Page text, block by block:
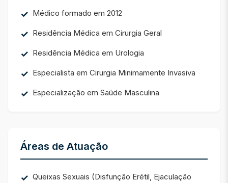
Médico formado em 2012
Residência Médica em Cirurgia Geral
Residência Médica em Urologia
Especialista em Cirurgia Minimamente Invasiva
Especialização em Saúde Masculina
Áreas de Atuação
Queixas Sexuais (Disfunção Erétil, Ejaculação